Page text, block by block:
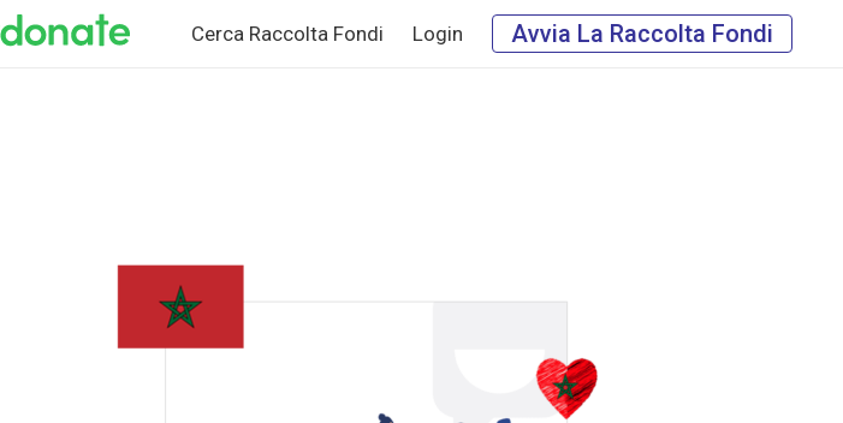
Cerca Raccolta Fondi Login Avvia La Raccolta Fondi